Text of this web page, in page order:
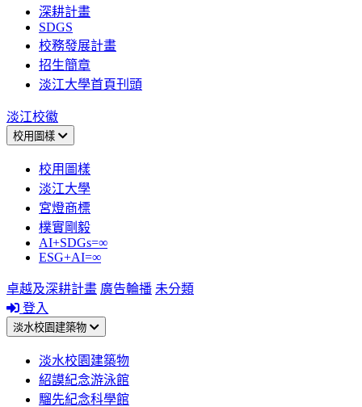
深耕計畫
SDGS
校務發展計畫
招生簡章
淡江大學首頁刊頭
淡江校徽
校用圖樣
校用圖樣
淡江大學
宮燈商標
樸實剛毅
AI+SDGs=∞
ESG+AI=∞
卓越及深耕計畫 廣告輪播 未分類
登入
淡水校園建築物
淡水校園建築物
紹謨紀念游泳館
騮先紀念科學館